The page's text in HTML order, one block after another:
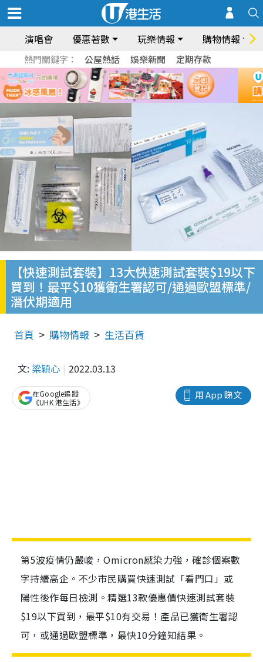
演唱會 優惠著數 玩樂情報 購物情報
熱門關鍵字： 公屋熱話 娛樂新聞 定期存款
【快速測試套裝】13大快速測試套裝$19以下
買到！最平$10獲衛生署認可/通過歐盟標準/
潛伏期適用
首頁 購物情報 生活百貨
文: 梁穎心 2022.03.13
用 App 睇文
在Google追蹤
《UHK 港生活》
第5波疫情仍嚴峻，Omicron感染力強，確診個案數
字持續高企。不少市民購買快速測試「看門口」或
陽性後作每日檢測。精選13款優惠價快速測試套裝
$19以下買到，最平$10有交易！產品已獲衛生署認
可，或通過歐盟標準，最快10分鐘知結果。